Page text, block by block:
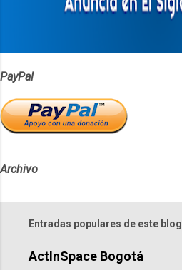
PayPal
Archivo
Entradas populares de este blog
ActInSpace Bogotá